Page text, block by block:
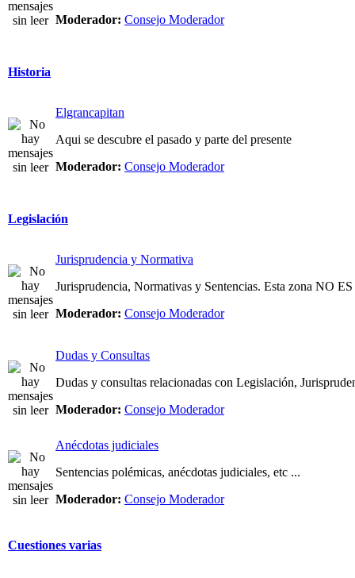
Moderador: Consejo Moderador
Historia
Elgrancapitan
Aqui se descubre el pasado y parte del presente
Moderador: Consejo Moderador
Legislación
Jurisprudencia y Normativa
Jurisprudencia, Normativas y Sentencias. Esta zona NO
Moderador: Consejo Moderador
Dudas y Consultas
Dudas y consultas relacionadas con Legislación,
Moderador: Consejo Moderador
Anécdotas judiciales
Sentencias polémicas, anécdotas judiciales, etc ...
Moderador: Consejo Moderador
Cuestiones varias